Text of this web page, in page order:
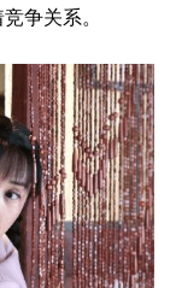
争关系。